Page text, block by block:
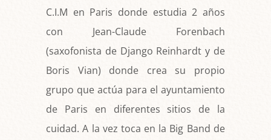
C.I.M en Paris donde estudia 2 años
con Jean-Claude Forenbach
(saxofonista de Django Reinhardt y de
Boris Vian) donde crea su propio
grupo que actúa para el ayuntamiento
de Paris en diferentes sitios de la
cuidad. A la vez toca en la Big Band de